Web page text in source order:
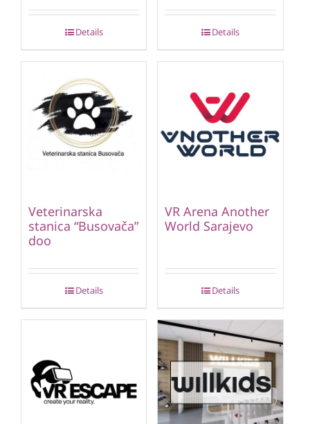
Details Details
Veterinarska
stanica “Busovača”
doo
Details
VR Arena Another
World Sarajevo
Details